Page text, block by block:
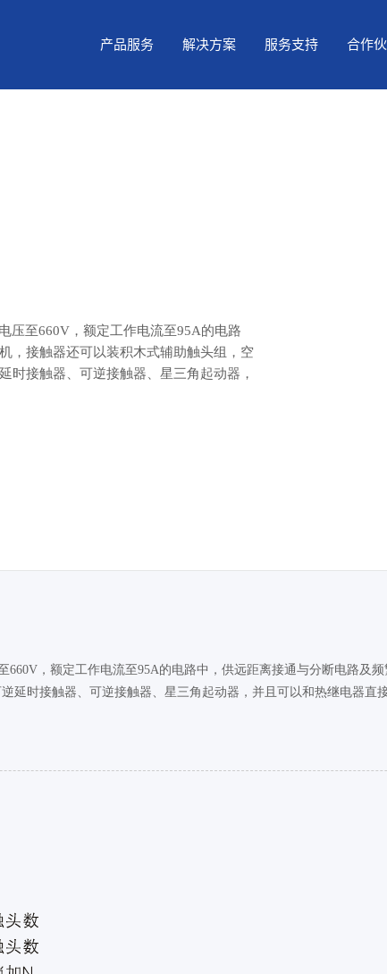
产品服务 解决方案 服务支持 合作
压至660V，额定工作电流至95A的电路
，接触器还可以装积木式辅助触头组，空
时接触器、可逆接触器、星三角起动器，
660V，额定工作电流至95A的电路中，供远距离接通与分断电路及
延时接触器、可逆接触器、星三角起动器，并且可以和热继电器直